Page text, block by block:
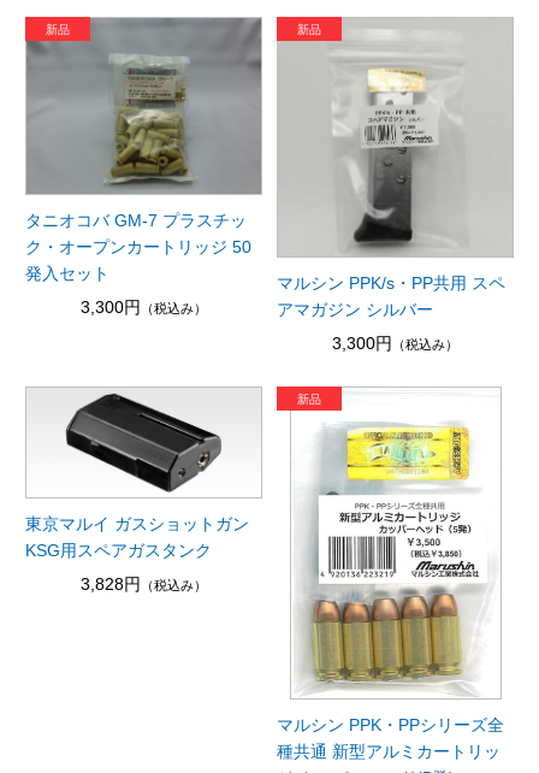
タニオコバ GM-7 プラスチッ
ク・オープンカートリッジ 50
発入セット
3,300円 （税込み）
マルシン PPK/s・PP共用 スペ
アマガジン シルバー
3,300円
（税込み）
東京マルイ ガスショットガン
KSG用スペアガスタンク
3,828円
（税込み）
マルシン PPK・PPシリーズ全
種共通 新型アルミカートリッ